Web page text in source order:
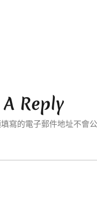
物
與
業
Reply
寫的電子郵件地址不會